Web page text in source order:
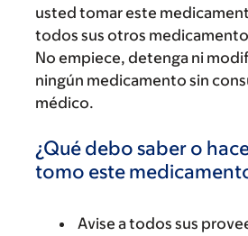
usted tomar este
todos sus otros
No empiece, detenga ni
ningún medicamento sin
médico.
¿Qué debo saber o
tomo este
Avise a todos sus